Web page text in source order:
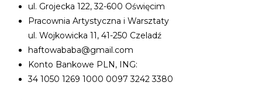
ul. Grojecka 122, 32-600 Oświęcim
Pracownia Artystyczna i Warsztaty
ul. Wojkowicka 11, 41-250 Czeladź
haftowababa@gmail.com
Konto Bankowe PLN, ING:
34 1050 1269 1000 0097 3242 3380